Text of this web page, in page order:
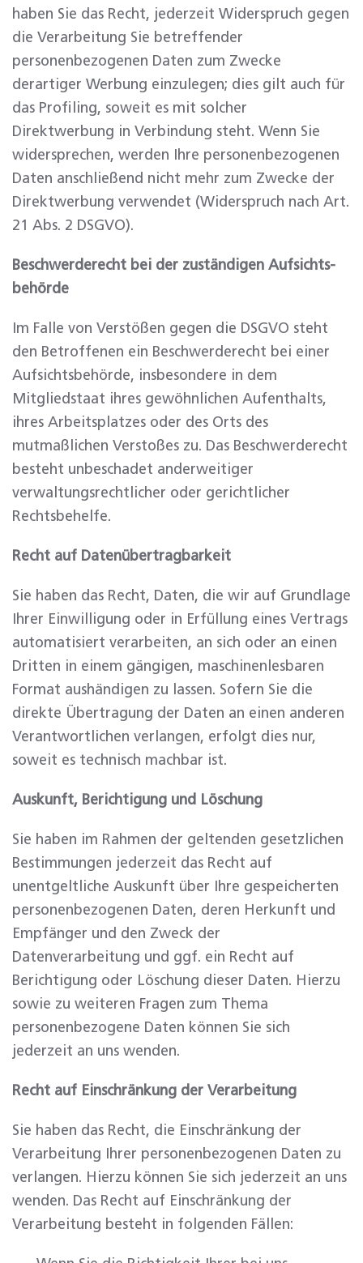
haben Sie das Recht, jederzeit Widerspruch gegen
die Verarbeitung Sie betreffender
personenbezogenen Daten zum Zwecke
derartiger Werbung einzulegen; dies gilt auch für
das Profiling, soweit es mit solcher
Direktwerbung in Verbindung steht. Wenn Sie
widersprechen, werden Ihre personenbezogenen
Daten anschließend nicht mehr zum Zwecke der
Direktwerbung verwendet (Widerspruch nach Art.
21 Abs. 2 DSGVO).
Beschwerde­recht bei der zuständigen Aufsichts­
behörde
Im Falle von Verstößen gegen die DSGVO steht
den Betroffenen ein Beschwerderecht bei einer
Aufsichtsbehörde, insbesondere in dem
Mitgliedstaat ihres gewöhnlichen Aufenthalts,
ihres Arbeitsplatzes oder des Orts des
mutmaßlichen Verstoßes zu. Das Beschwerderecht
besteht unbeschadet anderweitiger
verwaltungsrechtlicher oder gerichtlicher
Rechtsbehelfe.
Recht auf Daten­übertrag­barkeit
Sie haben das Recht, Daten, die wir auf Grundlage
Ihrer Einwilligung oder in Erfüllung eines Vertrags
automatisiert verarbeiten, an sich oder an einen
Dritten in einem gängigen, maschinenlesbaren
Format aushändigen zu lassen. Sofern Sie die
direkte Übertragung der Daten an einen anderen
Verantwortlichen verlangen, erfolgt dies nur,
soweit es technisch machbar ist.
Auskunft, Berichtigung und Löschung
Sie haben im Rahmen der geltenden gesetzlichen
Bestimmungen jederzeit das Recht auf
unentgeltliche Auskunft über Ihre gespeicherten
personenbezogenen Daten, deren Herkunft und
Empfänger und den Zweck der
Datenverarbeitung und ggf. ein Recht auf
Berichtigung oder Löschung dieser Daten. Hierzu
sowie zu weiteren Fragen zum Thema
personenbezogene Daten können Sie sich
jederzeit an uns wenden.
Recht auf Einschränkung der Verarbeitung
Sie haben das Recht, die Einschränkung der
Verarbeitung Ihrer personenbezogenen Daten zu
verlangen. Hierzu können Sie sich jederzeit an uns
wenden. Das Recht auf Einschränkung der
Verarbeitung besteht in folgenden Fällen: